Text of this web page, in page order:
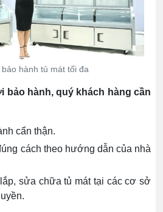
hành tủ mát tối đa
bảo hành, quý khách hàng cần
cẩn thận.
cách theo hướng dẫn của nhà
sửa chữa tủ mát tại các cơ sở